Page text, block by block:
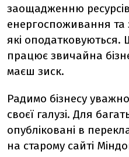
заощадженню
енергоспоживання
які оподатковуються.
працює звичайна
маєш зиск.
Радимо бізнесу
своєї галузі. Для
опубліковані в
на старому сайті